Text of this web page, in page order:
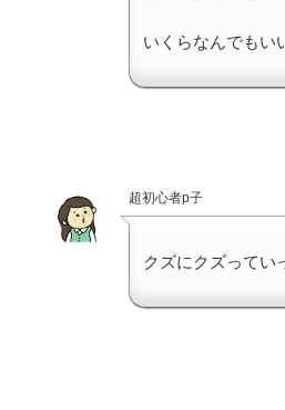
いくらなんでもい
超初心者p子
クズにクズってい